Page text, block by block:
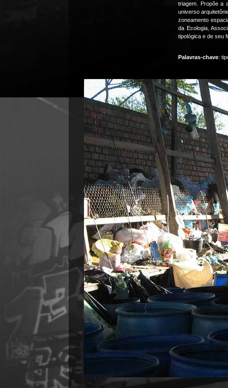
triagem. Propõe a
universo
zoneamento
da Ecologia,
tipológica e de seu
Palavras-chave: